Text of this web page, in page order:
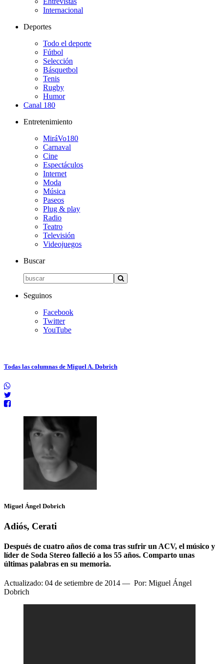
Internacional
Deportes
Todo el deporte
Fútbol
Selección
Básquetbol
Tenis
Rugby
Humor
Canal 180
Entretenimiento
MiráVo180
Carnaval
Cine
Espectáculos
Internet
Moda
Música
Paseos
Plug & play
Radio
Teatro
Televisión
Videojuegos
Buscar
Seguinos
Facebook
Twitter
YouTube
Todas las columnas de Miguel A. Dobrich
Miguel Ángel Dobrich
Adiós, Cerati
Después de cuatro años de coma tras sufrir un ACV, el músico y
líder de Soda Stereo falleció a los 55 años. Comparto unas
últimas palabras en su memoria.
Actualizado: 04 de setiembre de 2014 — Por: Miguel Ángel
Dobrich